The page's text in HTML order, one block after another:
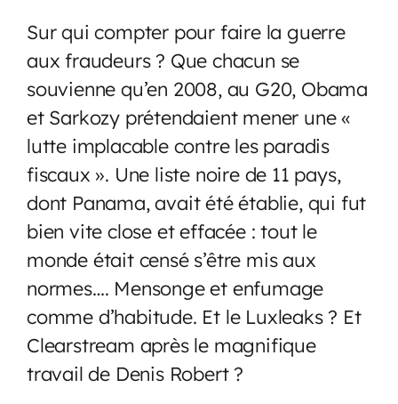
Sur qui compter pour faire la guerre
aux fraudeurs ? Que chacun se
souvienne qu’en 2008, au G20, Obama
et Sarkozy prétendaient mener une «
lutte implacable contre les paradis
fiscaux ». Une liste noire de 11 pays,
dont Panama, avait été établie, qui fut
bien vite close et effacée : tout le
monde était censé s’être mis aux
normes…. Mensonge et enfumage
comme d’habitude. Et le Luxleaks ? Et
Clearstream après le magnifique
travail de Denis Robert ?